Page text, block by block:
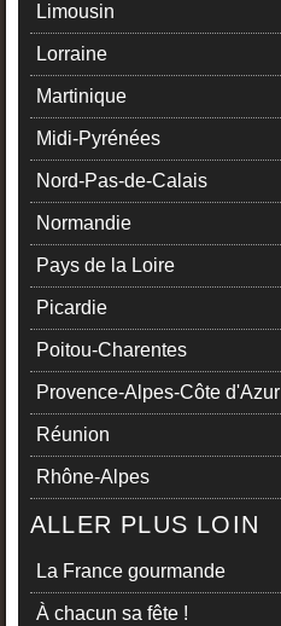
Limousin
Lorraine
Martinique
Midi-Pyrénées
Nord-Pas-de-Calais
Normandie
Pays de la Loire
Picardie
Poitou-Charentes
Provence-Alpes-Côte d'Azur
Réunion
Rhône-Alpes
ALLER PLUS LOIN
La France gourmande
À chacun sa fête !